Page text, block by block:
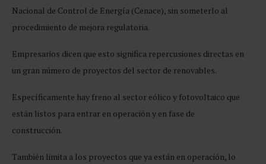
Nacional de Control de Energía (Cenace), sin someterlo al
procedimiento de mejora regulatoria.
Empresarios dicen que esto significa repercusiones directas en
un gran número de proyectos del sector de renovables.
Específicamente hay freno al sector eólico y fotovoltaico que
están listos para entrar en operación y en fase de
construcción.
También limita a los proyectos que ya están en operación, lo